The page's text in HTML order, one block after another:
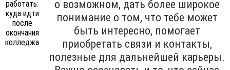
о возможном, дать более широкое
понимание о том, что тебе может
быть интересно, помогает
приобретать связи и контакты,
полезные для дальнейшей карьеры.